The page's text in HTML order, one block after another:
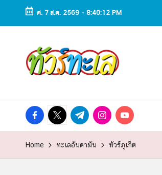
Skip
ศ. 7 ส.ค. 2569 - 8:40:13 PM
ทั
ว
ท
ะ
เ
ทัวร์
ทะเล
ราคา
แพ็ก
จ
facebook.com
twitter.com
t.me instagram.com
youtube.com
Home ทะเลอันดามัน ทัวร์ภูเก็ต